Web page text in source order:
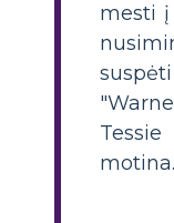
mesti į
motina.